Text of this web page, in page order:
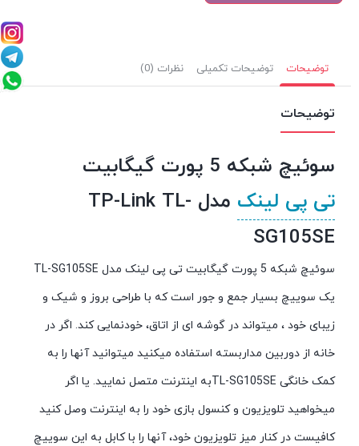
توضیحات توضیحات تکمیلی نظرات (0)
توضیحات
سوئیچ شبکه 5 پورت گیگابیت
تی پی لینک
مدل TP-Link TL-
SG105SE
سوئیچ شبکه 5 پورت گیگابیت تی پی لینک مدل TL-SG105SE
یک سوییچ بسیار جمع و جور است که با طراحی بروز و شیک و
زیبای خود ، میتواند در گوشه ای از اتاق، خودنمایی کند. اگر در
خانه از دوربین مداربسته استفاده میکنید میتوانید آنها را به
کمک خانگی TL-SG105SEبه اینترنت متصل نمایید. یا اگر
میخواهید تلویزیون و کنسول بازی خود را به اینترنت وصل کنید
کافیست در کنار میز تلویزیون خود، آنها را با کابل به این سوییچ